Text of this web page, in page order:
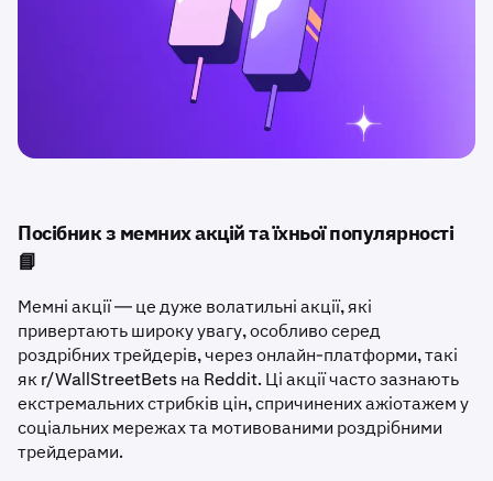
Посібник з мемних акцій та їхньої популярності
📘
Мемні акції — це дуже волатильні акції, які
привертають широку увагу, особливо серед
роздрібних трейдерів, через онлайн-платформи, такі
як r/WallStreetBets на Reddit. Ці акції часто зазнають
екстремальних стрибків цін, спричинених ажіотажем у
соціальних мережах та мотивованими роздрібними
трейдерами.